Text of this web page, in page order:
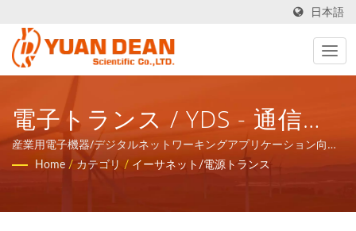
日本語
電子トランス / YDS - 通信ネ
ットワークアプリケーション
の磁気コンポーネントと電力
製品のトータルソリューショ
産業用電子機器/デジタルネットワーキングアプリケーション向け
のトランス / YDS - 通信ネットワークアプリケーションの磁気コン
Home / カテゴリ / イーサネット/電源トランス